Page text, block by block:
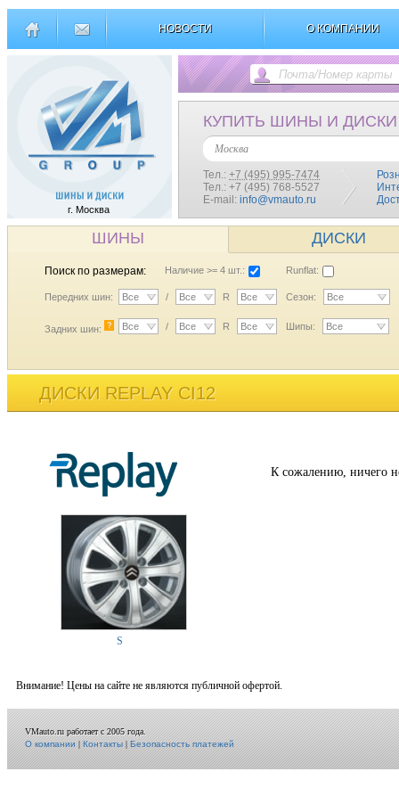
НОВОСТИ О КОМПАНИИ
г. Москва
КУПИТЬ ШИНЫ И ДИСКИ
Москва
Тел.: +7 (495) 995-7474
Тел.: +7 (495) 768-5527
E-mail: info@vmauto.ru
ШИНЫ ДИСКИ
Поиск по размерам: Наличие >= 4 шт.: Runflat:
Передних шин: Все / Все R Все Сезон: Все
Задних шин: ? Все / Все R Все Шипы: Все
ДИСКИ REPLAY CI12
S
К сожалению, ничего
Внимание! Цены на сайте не являются публичной офертой.
VMauto.ru работает с 2005 года.
О компании|Контакты|Безопасность платежей